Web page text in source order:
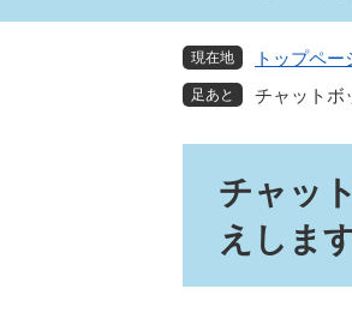
文
現在地 トップペー
チャットボ
チャッ
えしま